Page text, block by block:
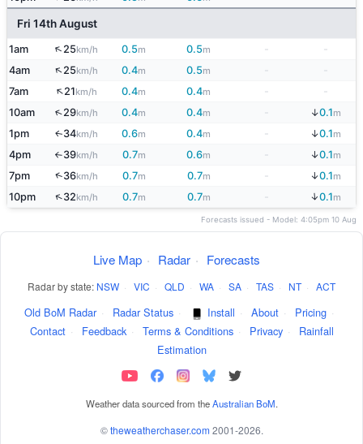
Fri 14th August
1am ↑25km/h 0.5m 0.5m -
-
4am
↑25km/h 0.4m 0.5m
7am
↑21km/h 0.4m 0.4m -
-
10am
↑29km/h 0.4m 0.4m ↓0.1m
1pm ↑34km/h 0.6m 0.4m - ↓0.1m
4pm ↑39km/h 0.7m 0.6m ↓0.1m
7pm ↑36km/h 0.7m 0.7m - ↓0.1m
10pm ↑32km/h 0.7m 0.7m ↓0.1m
Forecasts issued - Model: 4:05pm 10 Aug
Live Map · Radar · Forecasts
Radar by state: NSW · VIC · QLD · WA · SA · TAS · NT · ACT
Old BoM Radar · Radar Status · Install · About · Pricing ·
Contact · Feedback · Terms & Conditions · Privacy ·
Rainfall
Estimation
Weather data sourced from theAustralian BoM.
©theweatherchaser.com 2001-2026.